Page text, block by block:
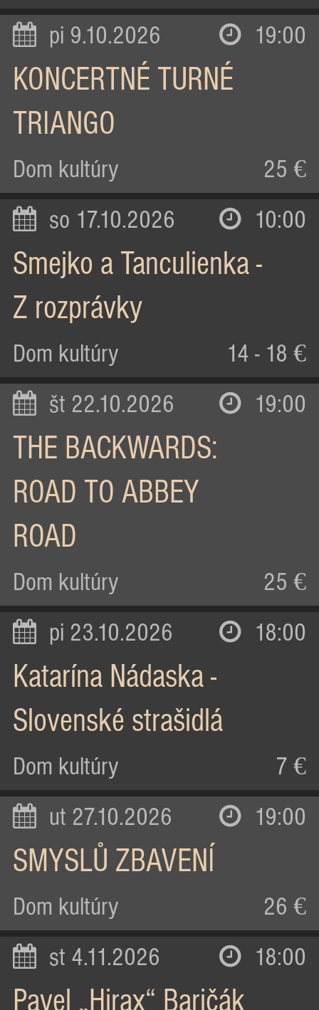
pi 9.10.2026 19:00
KONCERTNÉ TURNÉ
TRIANGO
Dom kultúry 25 €
so 17.10.2026 10:00
Smejko a Tanculienka -
Z rozprávky
Dom kultúry 14 - 18 €
št 22.10.2026 19:00
THE BACKWARDS:
ROAD TO ABBEY
ROAD
Dom kultúry 25 €
pi 23.10.2026 18:00
Katarína Nádaska -
Slovenské strašidlá
Dom kultúry 7 €
ut 27.10.2026 19:00
SMYSLŮ ZBAVENÍ
Dom kultúry 26 €
st 4.11.2026 18:00
Pavel „Hirax“ Baričák